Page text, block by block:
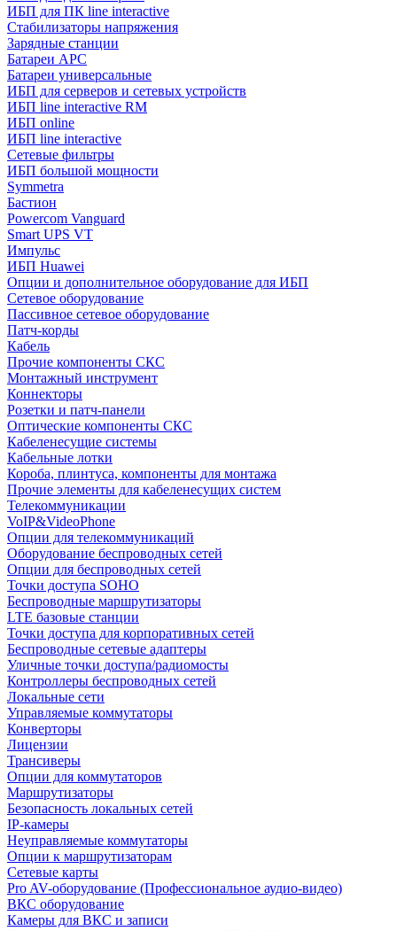
ИБП для ПК linе interactive
Стабилизаторы напряжения
Зарядные станции
Батареи APC
Батареи универсальные
ИБП для серверов и сетевых устройств
ИБП line interactive RM
ИБП online
ИБП linе interactive
Сетевые фильтры
ИБП большой мощности
Symmetra
Бастион
Powercom Vanguard
Smart UPS VT
Импульс
ИБП Huawei
Опции и дополнительное оборудование для ИБП
Сетевое оборудование
Пассивное сетевое оборудование
Патч-корды
Кабель
Прочие компоненты СКС
Монтажный инструмент
Коннекторы
Розетки и патч-панели
Оптические компоненты СКС
Кабеленесущие системы
Кабельные лотки
Короба, плинтуса, компоненты для монтажа
Прочие элементы для кабеленесущих систем
Телекоммуникации
VoIP&VideoPhone
Опции для телекоммуникаций
Оборудование беспроводных сетей
Опции для беспроводных сетей
Точки доступа SOHO
Беспроводные маршрутизаторы
LTE базовые станции
Точки доступа для корпоративных сетей
Беспроводные сетевые адаптеры
Уличные точки доступа/радиомосты
Контроллеры беспроводных сетей
Локальные сети
Управляемые коммутаторы
Конверторы
Лицензии
Трансиверы
Опции для коммутаторов
Маршрутизаторы
Безопасность локальных сетей
IP-камеры
Неуправляемые коммутаторы
Опции к маршрутизаторам
Сетевые карты
Pro AV-оборудование (Профессиональное аудио-видео)
ВКС оборудование
Камеры для ВКС и записи